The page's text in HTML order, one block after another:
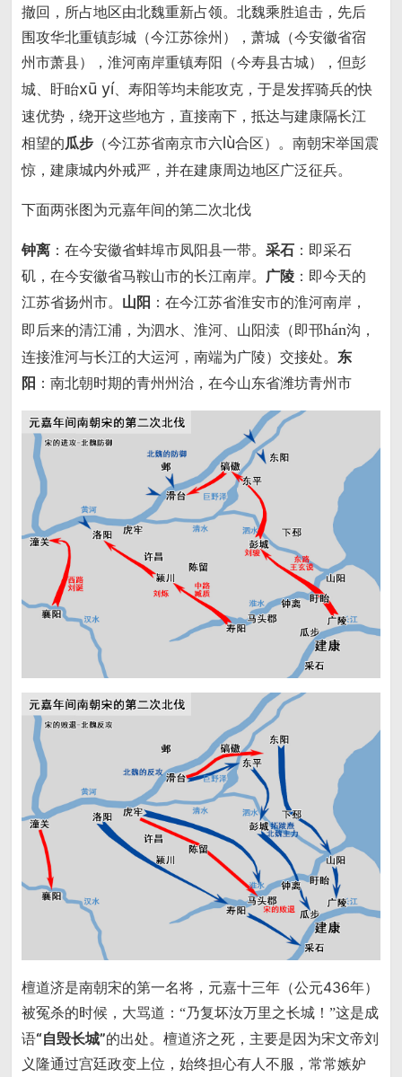
撤回，所占地区由北魏重新占领。北魏乘胜追击，先后
围攻华北重镇彭城（今江苏徐州），萧城（今安徽省宿
州市萧县），淮河南岸重镇寿阳（今寿县古城），但彭
城、盱眙xū yí、寿阳等均未能攻克，于是发挥骑兵的快
速优势，绕开这些地方，直接南下，抵达与建康隔长江
相望的瓜步 （今江苏省南京市六lù合区）。南朝宋举国震
惊，建康城内外戒严，并在建康周边地区广泛征兵。
下面两张图为元嘉年间的第二次北伐
钟离 ：在今安徽省蚌埠市凤阳县一带。采石 ：即采石
矶，在今安徽省马鞍山市的长江南岸。
广陵 ：即今天的
江苏省扬州市。 山阳 ：在今江苏省淮安市的淮河南岸，
即后来的清江浦，为泗水、淮河、山阳渎（即邗hán沟，
连接淮河与长江的大运河，南端为广陵）交接处。 东
阳 ：南北朝时期的青州州治，在今山东省潍坊青州市
檀道济是南朝宋的第一名将，元嘉十三年（公元436年）
被冤杀的时候，大骂道：“乃复坏汝万里之长城！”这是成
语“自毁长城”的出处。檀道济之死，主要是因为宋文帝刘
义隆通过宫廷政变上位，始终担心有人不服，常常嫉妒